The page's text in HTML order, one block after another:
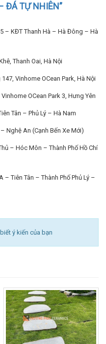
ĐÁ TỰ NHIÊN”
– KĐT Thanh Hà – Hà Đông – Hà
Thanh Oai, Hà Nội
Vinhome OCean Park, Hà Nội
OCean Park 3, Hưng Yên
Tân – Phủ Lý – Hà Nam
Nghệ An (Cạnh Bến Xe Mới)
– Hóc Môn – Thành Phố Hồ Chí
– Tiên Tân – Thành Phố Phủ Lý –
ý kiến của bạn